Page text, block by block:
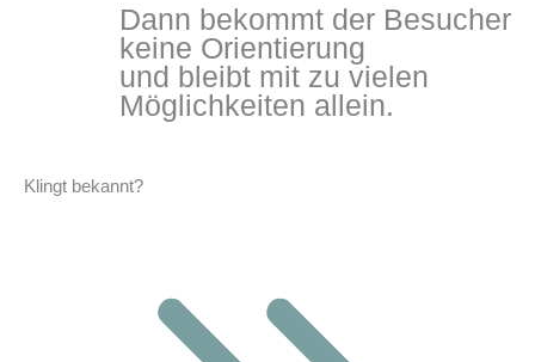
Dann bekommt der Besucher
keine Orientierung
und bleibt mit zu vielen
Möglichkeiten allein.
Klingt bekannt?